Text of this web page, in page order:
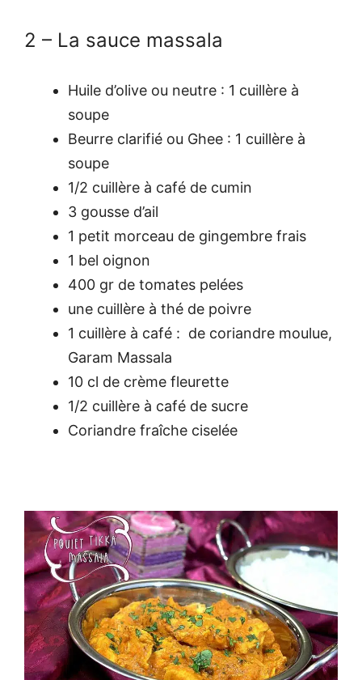
2 – La sauce massala
Huile d’olive ou neutre : 1 cuillère à
soupe
Beurre clarifié ou Ghee : 1 cuillère à
soupe
1/2 cuillère à café de cumin
3 gousse d’ail
1 petit morceau de gingembre frais
1 bel oignon
400 gr de tomates pelées
une cuillère à thé de poivre
1 cuillère à café : de coriandre moulue,
Garam Massala
10 cl de crème fleurette
1/2 cuillère à café de sucre
Coriandre fraîche ciselée